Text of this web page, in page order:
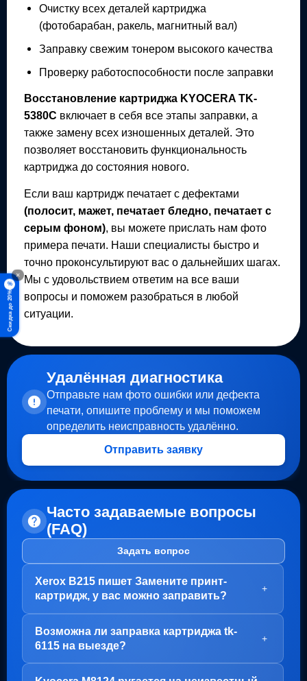
×
%
Скидка до 20%
Очистку всех деталей картриджа
(фотобарабан, ракель, магнитный вал)
Заправку свежим тонером высокого качества
Проверку работоспособности после заправки
Восстановление картриджа KYOCERA TK-
5380C включает в себя все этапы заправки, а
также замену всех изношенных деталей. Это
позволяет восстановить функциональность
картриджа до состояния нового.
Если ваш картридж печатает с дефектами
(полосит, мажет, печатает бледно, печатает с
серым фоном), вы можете прислать нам фото
примера печати. Наши специалисты быстро и
точно проконсультируют вас о дальнейших шагах.
Мы с удовольствием ответим на все ваши
вопросы и поможем разобраться в любой
ситуации.
Удалённая диагностика
Отправьте нам фото ошибки или дефекта
печати, опишите проблему и мы поможем
определить неисправность удалённо.
Отправить заявку
Часто задаваемые вопросы
(FAQ)
Задать вопрос
Xerox B215 пишет Замените принт-
картридж, у вас можно заправить?
+
В вашем случае, заправка картриджа не требуется.
Проблема с блоком барабана (Принт-картридж), у
него просто закончился ресурс.
Возможна ли заправка картриджа tk-
6115 на выезде?
+